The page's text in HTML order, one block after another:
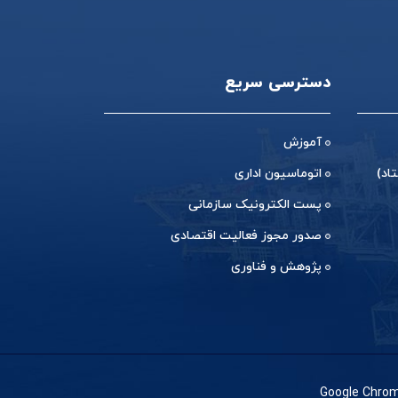
دسترسی سریع
آموزش
اتوماسیون اداری
پست الکترونیک سازمانی
صدور مجوز فعالیت اقتصادی
پژوهش و فناوری